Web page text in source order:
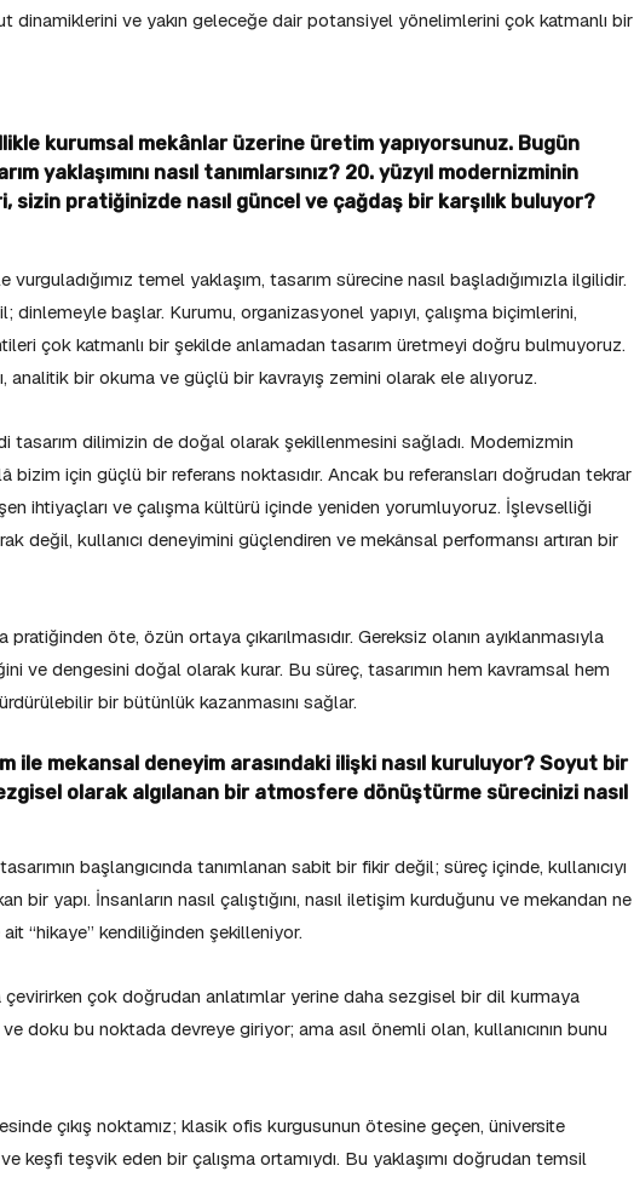
dinamiklerini ve yakın geleceğe dair potansiyel yönelimlerini çok katmanlı bir
kurumsal mekânlar üzerine üretim yapıyorsunuz. Bugün
yaklaşımını nasıl tanımlarsınız? 20. yüzyıl modernizminin
sizin pratiğinizde nasıl güncel ve çağdaş bir karşılık buluyor?
temel yaklaşım, tasarım sürecine nasıl başladığımızla ilgilidir.
dinlemeyle başlar. Kurumu, organizasyonel yapıyı, çalışma biçimlerini,
çok katmanlı bir şekilde anlamadan tasarım üretmeyi doğru bulmuyoruz.
analitik bir okuma ve güçlü bir kavrayış zemini olarak ele alıyoruz.
tasarım dilimizin de doğal olarak şekillenmesini sağladı. Modernizmin
bizim için güçlü bir referans noktasıdır. Ancak bu referansları doğrudan tekrar
ihtiyaçları ve çalışma kültürü içinde yeniden yorumluyoruz. İşlevselliği
değil, kullanıcı deneyimini güçlendiren ve mekânsal performansı artıran bir
öte, özün ortaya çıkarılmasıdır. Gereksiz olanın ayıklanmasıyla
ve dengesini doğal olarak kurar. Bu süreç, tasarımın hem kavramsal hem
bir bütünlük kazanmasını sağlar.
ile mekansal deneyim arasındaki ilişki nasıl kuruluyor? Soyut bir
olarak algılanan bir atmosfere dönüştürme sürecinizi nasıl
başlangıcında tanımlanan sabit bir fikir değil; süreç içinde, kullanıcıyı
bir yapı. İnsanların nasıl çalıştığını, nasıl iletişim kurduğunu ve mekandan ne
“hikaye” kendiliğinden şekilleniyor.
çevirirken çok doğrudan anlatımlar yerine daha sezgisel bir dil kurmaya
ve doku bu noktada devreye giriyor; ama asıl önemli olan, kullanıcının bunu
çıkış noktamız; klasik ofis kurgusunun ötesine geçen, üniversite
keşfi teşvik eden bir çalışma ortamıydı. Bu yaklaşımı doğrudan temsil